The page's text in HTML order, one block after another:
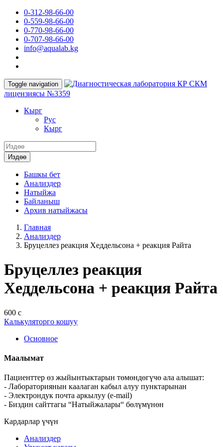
0-312-98-66-00
0-559-98-66-00
0-770-98-66-00
0-707-98-66-00
info@aqualab.kg
Toggle navigation
КР СКМ
лицензиясы №3359
Кырг
Руc
Кырг
Издөө
Башкы бет
Анализдер
Натыйжа
Байланыш
Архив натыйжасы
Главная
Анализдер
Бруцеллез реакция Хеддельсона + реакция Райта
Бруцеллез реакция
Хеддельсона + реакция Райта
600 с
Калькуляторго кошуу
Основное
Маалымат
Пациенттер өз жыйынтыктарын төмөндөгүчө ала алышат:
- Лабораториянын каалаган кабыл алуу пунктарынан
- Электрондук почта аркылуу (e-mail)
- Биздин сайттагы “Натыйжалары“ бөлүмүнөн
Кардарлар үчүн
Анализдер